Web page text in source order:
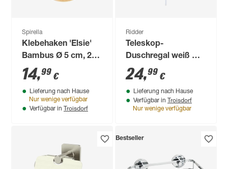
Spirella
Klebehaken 'Elsie'
Bambus Ø 5 cm, 2
Stück
14,99 €
Lieferung nach Hause
Nur wenige verfügbar
Verfügbar in Troisdorf
Ridder
Teleskop-
Duschregal weiß mit
4 Ablageflächen
24,99 €
Lieferung nach Hause
Verfügbar in Troisdorf
Nur wenige verfügbar
Bestseller